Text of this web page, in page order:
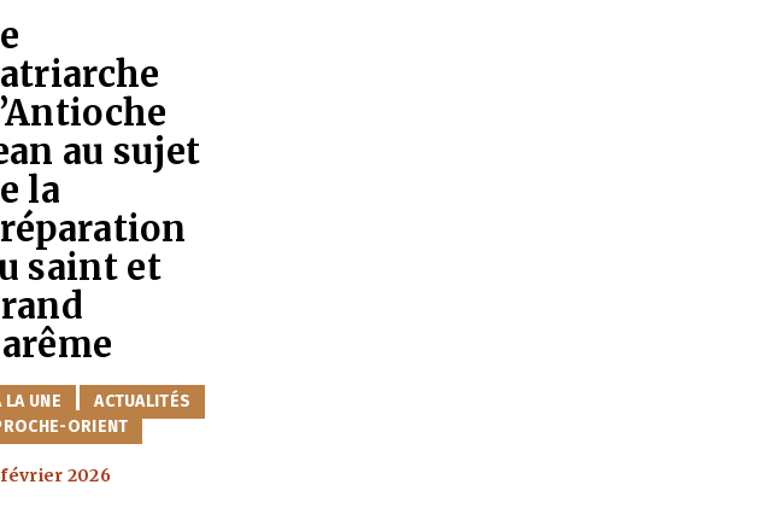
au sujet
la
saint et
LA UNE
ACTUALITÉS
ORIENT
février 2026